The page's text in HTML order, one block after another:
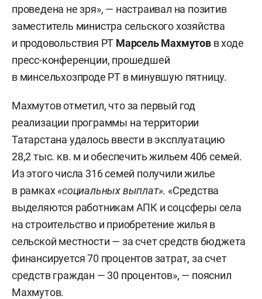
проведена не зря», — настраивал на позитив
заместитель министра сельского хозяйства
и продовольствия РТ Марсель Махмутовв ходе
пресс-конференции, прошедшей
в минсельхозпроде РТ в минувшую пятницу.
Махмутов отметил, что за первый год
реализации программы на территории
Татарстана удалось ввести в эксплуатацию
28,2 тыс. кв. м и обеспечить жильем 406 семей.
Из этого числа 316 семей получили жилье
в рамках«социальных выплат». «Средства
выделяются работникам АПК и соцсферы села
на строительство и приобретение жилья в
сельской местности — за счет средств бюджета
финансируется 70 процентов затрат, за счет
средств граждан — 30 процентов», — пояснил
Махмутов.